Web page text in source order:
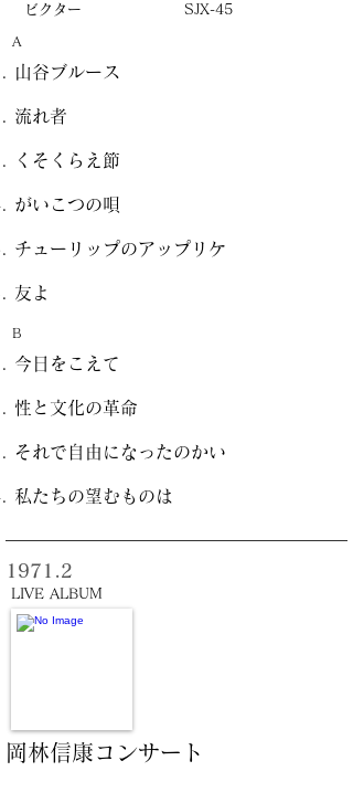
ビクター SJX-45
A
山谷ブルース
流れ者
くそくらえ節
がいこつの唄
チューリップのアップリケ
友よ
B
今日をこえて
性と文化の革命
それで自由になったのかい
私たちの望むものは
岡林信康コンサート
1971.2
LIVE ALBUM